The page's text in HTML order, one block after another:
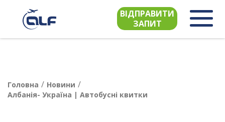
ВІДПРАВИТИ
ЗАПИТ
Головна / Новини /
Албанія- Україна | Автобусні квитки